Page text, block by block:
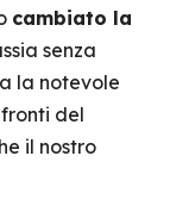
cambiato la
senza
la notevole
del
il nostro